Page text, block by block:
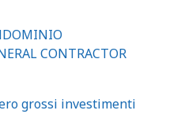
CONTRACTOR
grossi investimenti